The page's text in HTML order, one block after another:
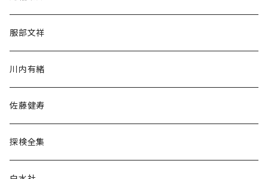
民族・風習
言語・ことば
服部文祥
川内有緒
佐藤健寿
探検全集